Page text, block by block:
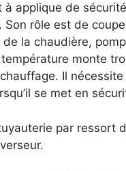
à applique de
Son rôle est de
la chaudière,
monte
Il
se met en
par ressort